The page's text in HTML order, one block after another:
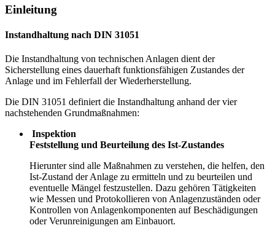
Einleitung
Instandhaltung nach DIN 31051
Die Instandhaltung von technischen Anlagen dient der
Sicherstellung eines dauerhaft funktionsfähigen Zustandes der
Anlage und im Fehlerfall der Wiederherstellung.
Die DIN 31051 definiert die Instandhaltung anhand der vier
nachstehenden Grundmaßnahmen:
Inspektion
Feststellung und Beurteilung des Ist-Zustandes
Hierunter sind alle Maßnahmen zu verstehen, die helfen, den
Ist-Zustand der Anlage zu ermitteln und zu beurteilen und
eventuelle Mängel festzustellen. Dazu gehören Tätigkeiten
wie Messen und Protokollieren von Anlagenzuständen oder
Kontrollen von Anlagenkomponenten auf Beschädigungen
oder Verunreinigungen am Einbauort.